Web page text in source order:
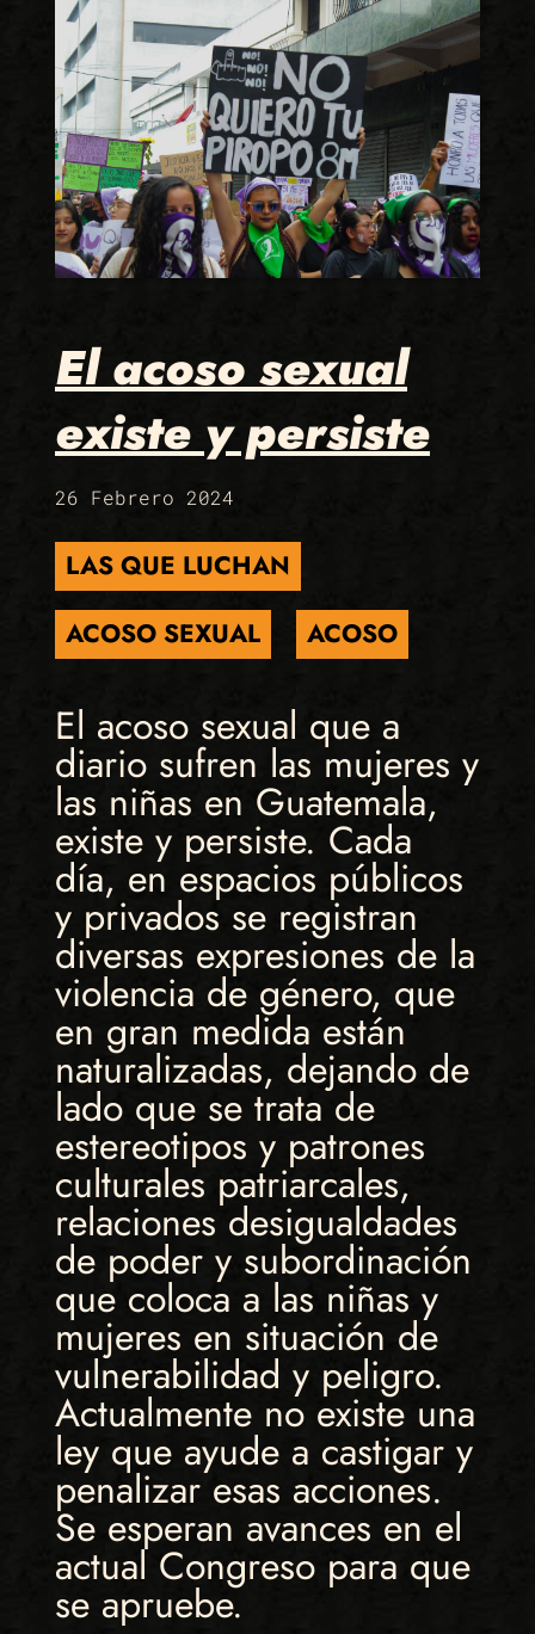
El acoso sexual
existe y persiste
26 Febrero 2024
LAS QUE LUCHAN
ACOSO SEXUAL
ACOSO
El acoso sexual que a
diario sufren las mujeres y
las niñas en Guatemala,
existe y persiste. Cada
día, en espacios públicos
y privados se registran
diversas expresiones de la
violencia de género, que
en gran medida están
naturalizadas, dejando de
lado que se trata de
estereotipos y patrones
culturales patriarcales,
relaciones desigualdades
de poder y subordinación
que coloca a las niñas y
mujeres en situación de
vulnerabilidad y peligro.
Actualmente no existe una
ley que ayude a castigar y
penalizar esas acciones.
Se esperan avances en el
actual Congreso para que
se apruebe.